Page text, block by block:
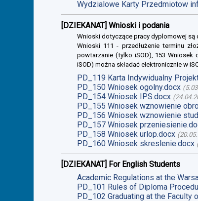
Wydzialowe Karty Przedmiotow
[DZIEKANAT] Wnioski i podania
Wnioski dotyczące pracy dyplomowej są
Wnioski 111 - przedłużenie terminu
powtarzanie (tylko iSOD), 153
iSOD) można składać elektronicznie w
PD_119 Karta Indywidualny
PD_150 Wniosek ogolny.docx (
PD_154 Wniosek IPS.docx (
PD_155 Wniosek wznowienie
PD_156 Wniosek wznowienie
PD_157 Wniosek
PD_158 Wniosek urlop.docx (
PD_160 Wniosek skreslenie.docx
[DZIEKANAT] For English Students
Academic Regulations at the
PD_101 Rules of Diploma
PD_102 Graduating at the Faculty